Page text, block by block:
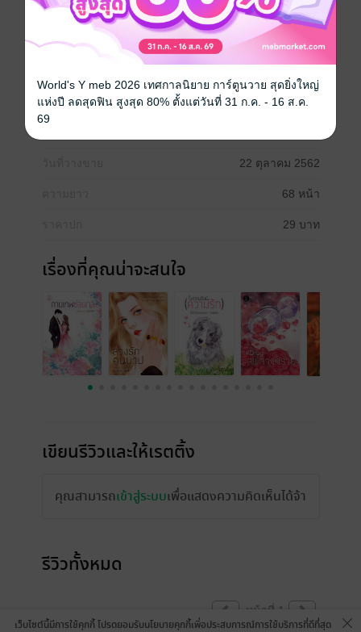
รู้จักดีว่าเขาคุกรุ่นมากเพียงใดแล้วในเวลานี้
“เกลี้ยกล่อมฉันสิ”
หมายเหตุ* ขยายไทม์ไลน์มาจากตอนจบของ กามเทพซ่อน
กล เหตุการณ์หลายเดือนต่อมา...
22 ตุลาคม 2562
68 หน้า
29 บาท
เรื่องที่คุณน่าจะสนใจ
เขียนรีวิวและให้เรตติ้ง
คุณสามารถเข้าสู่ระบบเพื่อแสดงความคิดเห็นได้จ้า
รีวิวทั้งหมด
หน้าที่ 1
เว็บไซต์นี้มีการใช้คุกกี้ โปรดยอมรับนโยบายคุกกี้เพื่อประสบการณ์การใช้บริการที่ดีที่สุด
World's Y meb 2026 เทศกาลนิยาย การ์ตูนวาย สุดยิ่งใหญ่
แห่งปี ลดสุดฟิน สูงสุด 80% ตั้งแต่วันที่ 31 ก.ค. - 16 ส.ค.
69